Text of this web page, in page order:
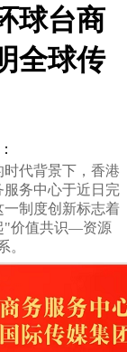
球台商
全球传
代背景下，香港
务中心于近日完
一制度创新标志着
"价值共识—资源
。